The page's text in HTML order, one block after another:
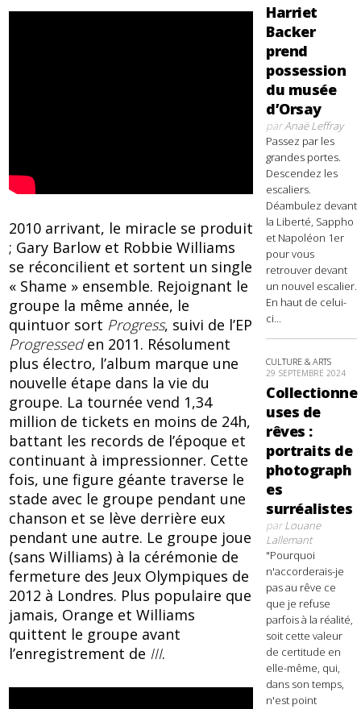
2010 arrivant, le miracle se produit
; Gary Barlow et Robbie Williams
se réconcilient et sortent un single
« Shame » ensemble. Rejoignant le
groupe la même année, le
quintuor sort Progress, suivi de l’EP
Progresseden 2011. Résolument
plus électro, l’album marque une
nouvelle étape dans la vie du
groupe. La tournée vend 1,34
million de tickets en moins de 24h,
battant les records de l’époque et
continuant à impressionner. Cette
fois, une figure géante traverse le
stade avec le groupe pendant une
chanson et se lève derrière eux
pendant une autre. Le groupe joue
(sans Williams) à la cérémonie de
fermeture des Jeux Olympiques de
2012 à Londres. Plus populaire que
jamais, Orange et Williams
quittent le groupe avant
l’enregistrement de III.
Harriet
Backer
prend
possession
du musée
d’Orsay
parAnaë Leffray
Passez par les
grandes portes.
Descendez les
escaliers.
Déambulez devant
la Liberté, Sappho
et Napoléon 1er
pour vous
retrouver devant
un nouvel escalier.
En haut de celui-
ci...
CULTURE & ARTS
29 SEPTEMBRE 2024
Collectionne
uses de
rêves :
portraits de
photograph
es
surréalistes
parLouane
Lallemant
"Pourquoi
n'accorderais-je
pas au rêve ce
que je refuse
parfois à la réalité,
soit cette valeur
de certitude en
elle-même, qui,
dans son temps,
n'est point